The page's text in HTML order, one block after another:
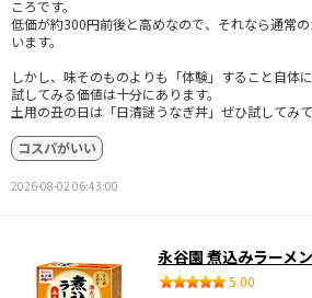
ころです。
低価が約300円前後と高めなので、それなら通常
います。
しかし、味そのものよりも「体験」すること自体
試してみる価値は十分にあります。
土用の丑の日は「日清謎うなぎ丼」ぜひ試してみて
コスパがいい
2026-08-02 06:43:00
永谷園 煮込みラーメ
5.00